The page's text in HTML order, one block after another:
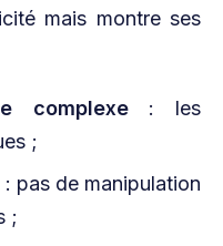
mais montre ses
complexe: les
;
: pas de manipulation
;